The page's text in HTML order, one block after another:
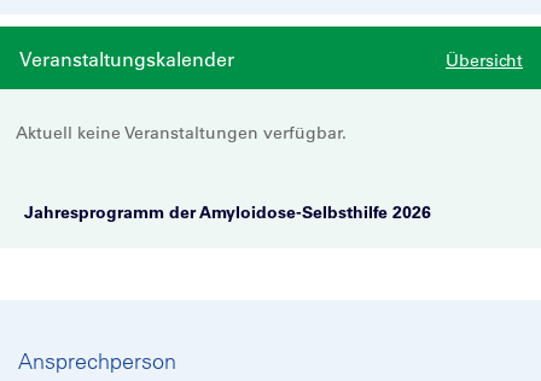
Veranstaltungskalender Übersicht
Aktuell keine Veranstaltungen verfügbar.
Jahresprogramm der Amyloidose-Selbsthilfe 2026
Ansprechperson